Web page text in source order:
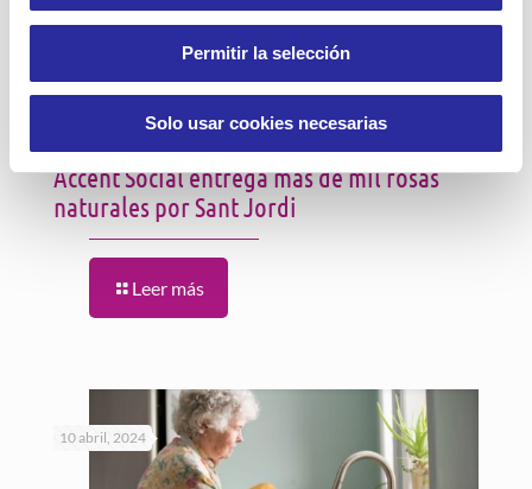
Permitir la selección
Solo usar cookies necesarias
Accent Social entrega más de mil rosas
naturales por Sant Jordi
Leer más
10 abril, 2024